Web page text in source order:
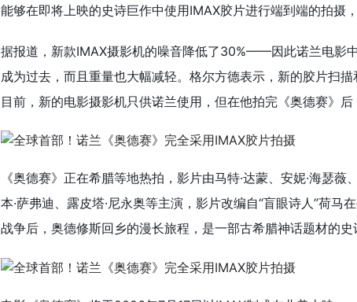
能够在即将上映的史诗巨作中使用IMAX胶片进行端到端的拍摄
据报道，新款IMAX摄影机的噪音降低了30%——因此诺兰电影
成为过去，而且重量也大幅减轻。格尔方德表示，新的胶片扫描
目前，新的电影摄影机只供诺兰使用，但在他拍完《奥德赛》后
《奥德赛》正在希腊等地热拍，影片由马特·达蒙、安妮·海瑟薇
本·萨弗迪、露皮塔·尼永奥等主演，影片改编自“盲眼诗人”荷马
战争后，奥德修斯回乡的漫长旅程，是一部古希腊神话题材的史